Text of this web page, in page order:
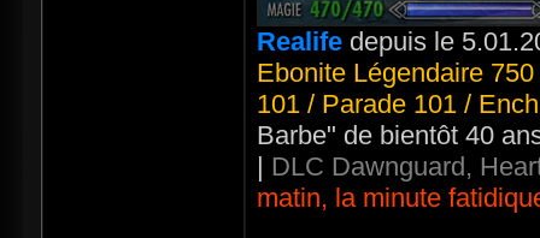
Realife depuis le
Ebonite Légendaire
101 / Parade 101 /
Barbe" de bientôt 40
| DLC Dawnguard,
matin, la minute